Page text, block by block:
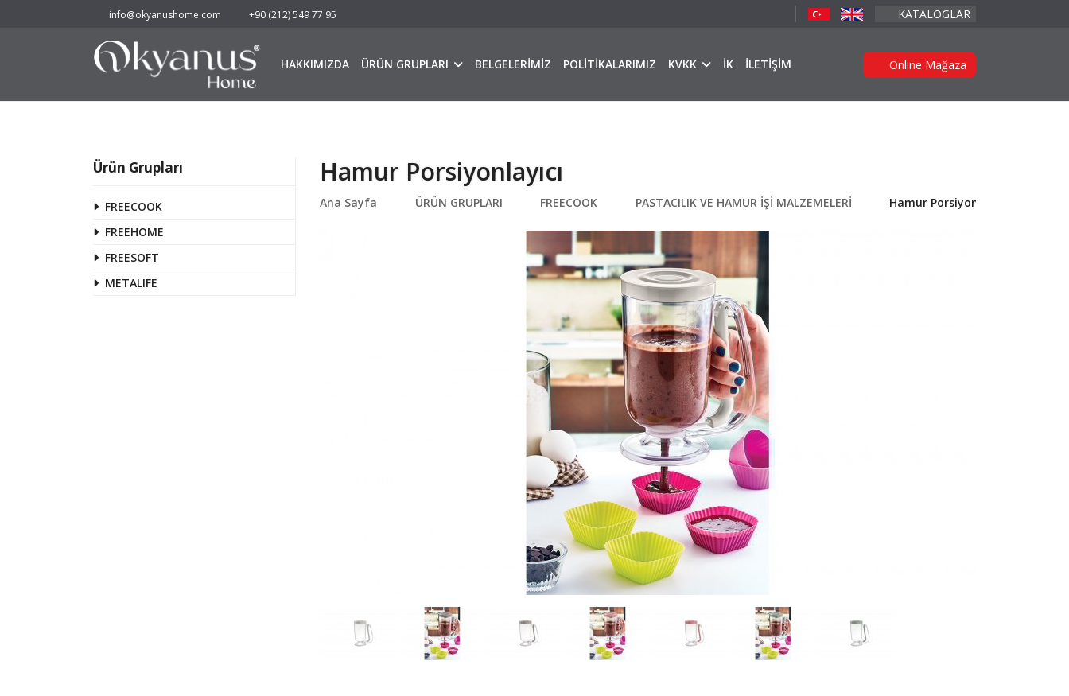
info@okyanushome.com +90 (212) 549 77 95 KATALOGLAR
HAKKIMIZDA ÜRÜN GRUPLARI BELGELERİMİZ POLİTİKALARIMIZ KVKK İK İLETİŞİM Online Mağaza
Ürün Grupları
FREECOOK
FREEHOME
FREESOFT
METALIFE
Hamur Porsiyonlayıcı
Ana Sayfa ÜRÜN GRUPLARI FREECOOK PASTACILIK VE HAMUR İŞİ MALZEMELERİ Hamur Porsiyonlayıcı